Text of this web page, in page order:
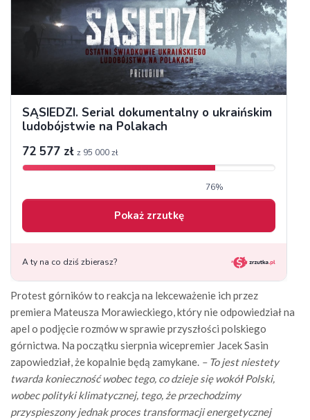
Protest górników to reakcja na lekceważenie ich przez
premiera Mateusza Morawieckiego, który nie odpowiedział na
apel o podjęcie rozmów w sprawie przyszłości polskiego
górnictwa. Na początku sierpnia wicepremier Jacek Sasin
zapowiedział, że kopalnie będą zamykane. – To jest niestety
twarda konieczność wobec tego, co dzieje się wokół Polski,
wobec polityki klimatycznej, tego, że przechodzimy
przyspieszony jednak proces transformacji energetycznej